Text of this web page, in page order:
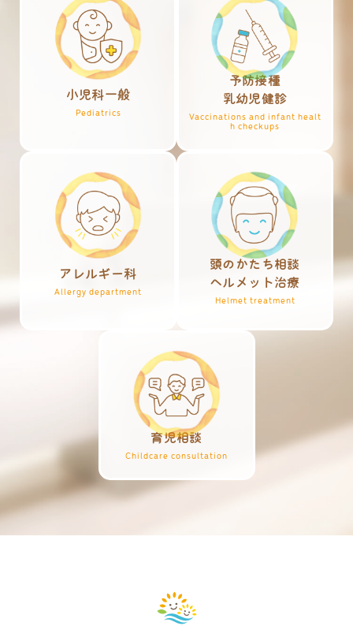
小児科一般
Pediatrics
予防接種
乳幼児健診
Vaccinations and infant healt
h checkups
アレルギー科
Allergy department
頭のかたち相談
ヘルメット治療
Helmet treatment
育児相談
Childcare consultation